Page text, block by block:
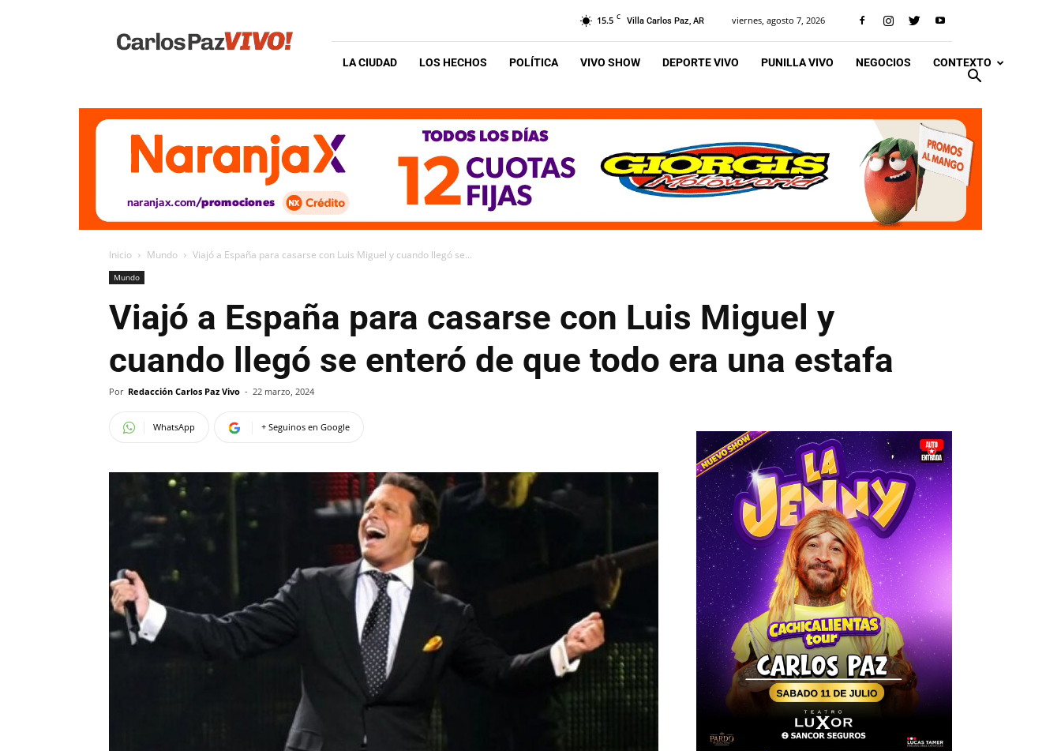
Vivo
15.5 C Villa Carlos Paz, AR viernes, agosto 7, 2026
LA CIUDAD LOS HECHOS POLÍTICA VIVO SHOW DEPORTE VIVO PUNILLA VIVO NEGOCIOS CONTEXTO
Inicio Mundo Viajó a España para casarse con Luis Miguel y cuando llegó se...
Mundo
Viajó a España para casarse con Luis Miguel y
cuando llegó se enteró de que todo era una estafa
Por Redacción Carlos Paz Vivo - 22 marzo, 2024
WhatsApp + Seguinos en Google